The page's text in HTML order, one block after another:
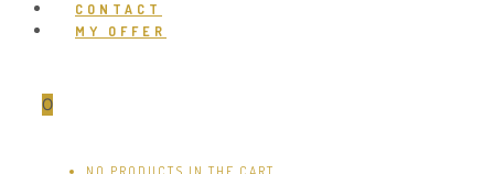
CONTACT
MY OFFER
0